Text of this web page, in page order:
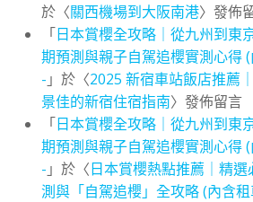
於〈關西機場到大阪南港〉發佈
「日本賞櫻全攻略｜從九州到東
期預測與親子自駕追櫻實測心得
- 」於〈2025 新宿車站飯店推薦
景佳的新宿住宿指南〉發佈留言
「日本賞櫻全攻略｜從九州到東
期預測與親子自駕追櫻實測心得
- 」於〈日本賞櫻熱點推薦｜精
測與「自駕追櫻」全攻略 (內含